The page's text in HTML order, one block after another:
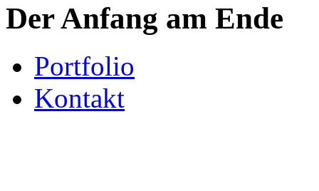
Der Anfang am Ende
Portfolio
Kontakt